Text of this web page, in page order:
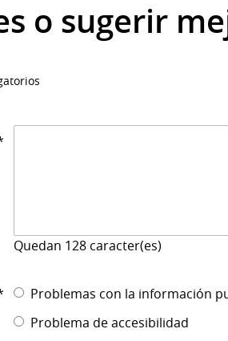
o sugerir
Quedan 128 caracter(es)
Problemas con la información
Problema de accesibilidad